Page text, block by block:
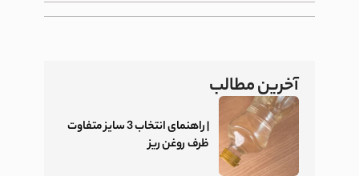
آخرین مطالب
| راهنمای انتخاب 3 سایز متفاوت
ظرف روغن ریز